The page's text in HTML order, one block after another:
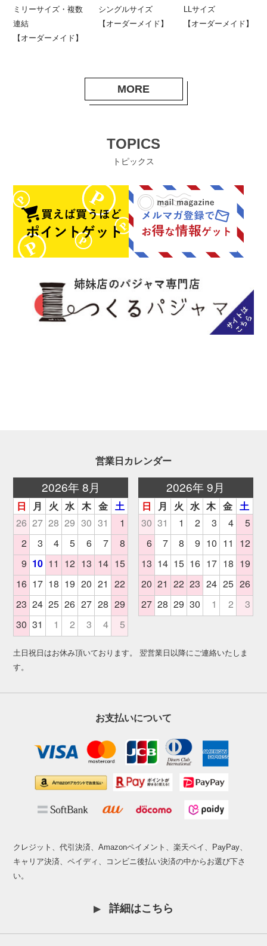
ミリーサイズ・複数
連結
【オーダーメイド】
シングルサイズ
【オーダーメイド】
LLサイズ
【オーダーメイド】
MORE
TOPICS
トピックス
営業日カレンダー
土日祝日はお休み頂いております。 翌営業日以降にご連絡いたしま
す。
お支払いについて
クレジット、代引決済、Amazonペイメント、楽天ペイ、PayPay、
キャリア決済、ペイディ、コンビニ後払い決済の中からお選び下さ
い。
詳細はこちら